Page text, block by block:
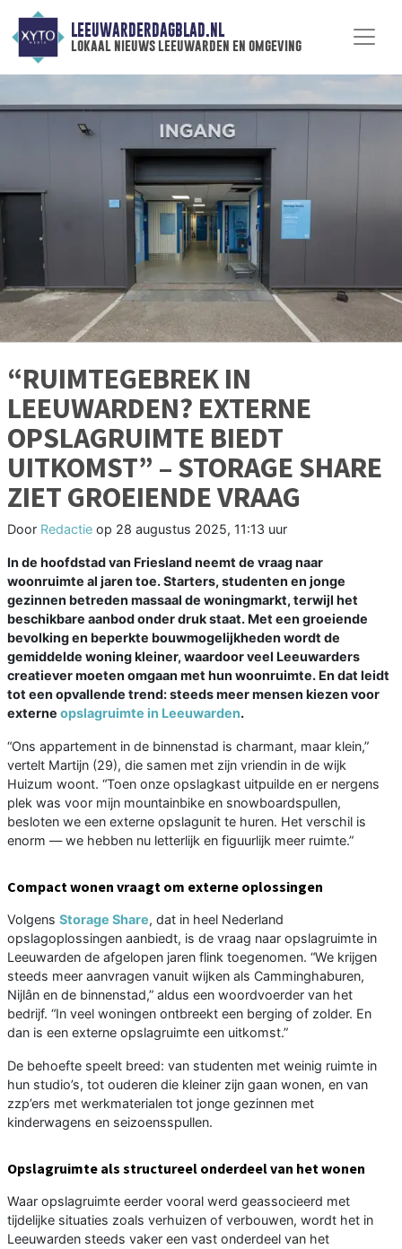
LEEUWARDERDAGBLAD.NL
lokaal nieuws leeuwarden en omgeving
“RUIMTEGEBREK IN
LEEUWARDEN? EXTERNE
OPSLAGRUIMTE BIEDT
UITKOMST” – STORAGE SHARE
ZIET GROEIENDE VRAAG
Door Redactie op 28 augustus 2025, 11:13 uur
In de hoofdstad van Friesland neemt de vraag naar
woonruimte al jaren toe. Starters, studenten en jonge
gezinnen betreden massaal de woningmarkt, terwijl het
beschikbare aanbod onder druk staat. Met een groeiende
bevolking en beperkte bouwmogelijkheden wordt de
gemiddelde woning kleiner, waardoor veel Leeuwarders
creatiever moeten omgaan met hun woonruimte. En dat leidt
tot een opvallende trend: steeds meer mensen kiezen voor
externe opslagruimte in Leeuwarden.
“Ons appartement in de binnenstad is charmant, maar klein,”
vertelt Martijn (29), die samen met zijn vriendin in de wijk
Huizum woont. “Toen onze opslagkast uitpuilde en er nergens
plek was voor mijn mountainbike en snowboardspullen,
besloten we een externe opslagunit te huren. Het verschil is
enorm — we hebben nu letterlijk en figuurlijk meer ruimte.”
Compact wonen vraagt om externe oplossingen
Volgens Storage Share, dat in heel Nederland
opslagoplossingen aanbiedt, is de vraag naar opslagruimte in
Leeuwarden de afgelopen jaren flink toegenomen. “We krijgen
steeds meer aanvragen vanuit wijken als Camminghaburen,
Nijlân en de binnenstad,” aldus een woordvoerder van het
bedrijf. “In veel woningen ontbreekt een berging of zolder. En
dan is een externe opslagruimte een uitkomst.”
De behoefte speelt breed: van studenten met weinig ruimte in
hun studio’s, tot ouderen die kleiner zijn gaan wonen, en van
zzp’ers met werkmaterialen tot jonge gezinnen met
kinderwagens en seizoensspullen.
Opslagruimte als structureel onderdeel van het wonen
Waar opslagruimte eerder vooral werd geassocieerd met
tijdelijke situaties zoals verhuizen of verbouwen, wordt het in
Leeuwarden steeds vaker een vast onderdeel van het